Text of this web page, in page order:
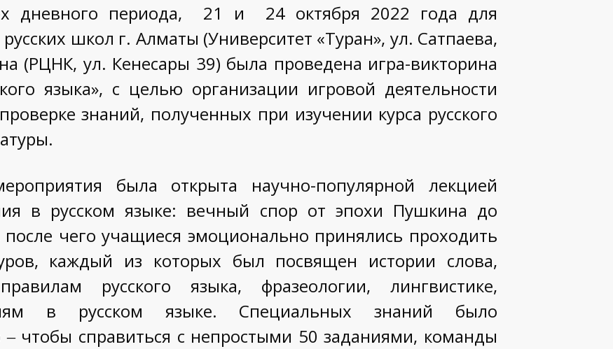
дневного периода, 21 и 24 октября 2022 года для
школ г. Алматы (Университет «Туран», ул. Сатпаева,
(РЦНК, ул. Кенесары 39) была проведена игра-викторина
языка», с целью организации игровой деятельности
знаний, полученных при изучении курса русского
была открыта научно-популярной лекцией
в русском языке: вечный спор от эпохи Пушкина до
чего учащиеся эмоционально принялись проходить
каждый из которых был посвящен истории слова,
русского языка, фразеологии, лингвистике,
в русском языке. Специальных знаний было
‒ чтобы справиться с непростыми 50 заданиями, команды